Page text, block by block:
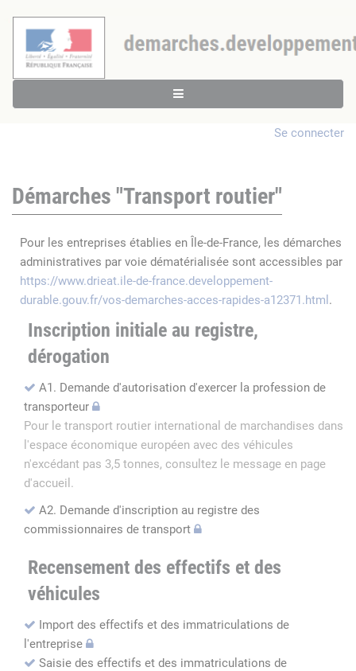
Se connecter
Démarches "Transport routier"
Pour les entreprises établies en Île-de-France, les démarches
administratives par voie dématérialisée sont accessibles par
https://www.drieat.ile-de-france.developpement-
durable.gouv.fr/vos-demarches-acces-rapides-a12371.html .
Inscription initiale au registre,
dérogation
A1. Demande d'autorisation d'exercer la profession de
transporteur
Pour le transport routier international de marchandises dans
l'espace économique européen avec des véhicules
n'excédant pas 3,5 tonnes, consultez le message en page
d'accueil.
A2. Demande d'inscription au registre des
commissionnaires de transport
Recensement des effectifs et des
véhicules
Import des effectifs et des immatriculations de
l'entreprise
Saisie des effectifs et des immatriculations de